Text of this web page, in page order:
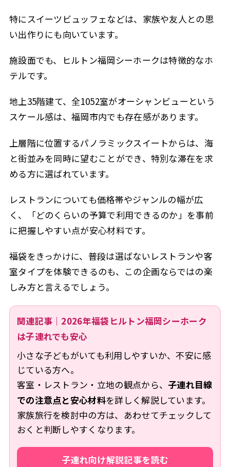
特にスイーツビュッフェなどは、家族や友人との思
い出作りにも向いています。
施設面でも、ヒルトン福岡シーホークは特徴的なホ
テルです。
地上35階建て、全1052室がオーシャンビューという
スケール感は、福岡市内でも存在感があります。
上層階に位置するパノラミックスイートからは、海
と街並みを同時に望むことができ、特別な滞在を求
める方に選ばれています。
レストランについても価格帯やジャンルの幅が広
く、「どのくらいの予算で利用できるのか」を事前
に把握しやすい点が安心材料です。
福袋をきっかけに、普段は選ばないレストランや客
室タイプを体験できるのも、この企画ならではの楽
しみ方と言えるでしょう。
関連記事｜2026年福袋ヒルトン福岡シーホーク
は子連れでも安心
小さな子どもがいても利用しやすいか、不安に感
じている方へ。
客室・レストラン・立地の観点から、 子連れ目線
での注意点と安心材料を詳しく解説しています。
家族旅行を検討中の方は、あわせてチェックして
おくと判断しやすくなります。
子連れ向け解説記事を読む